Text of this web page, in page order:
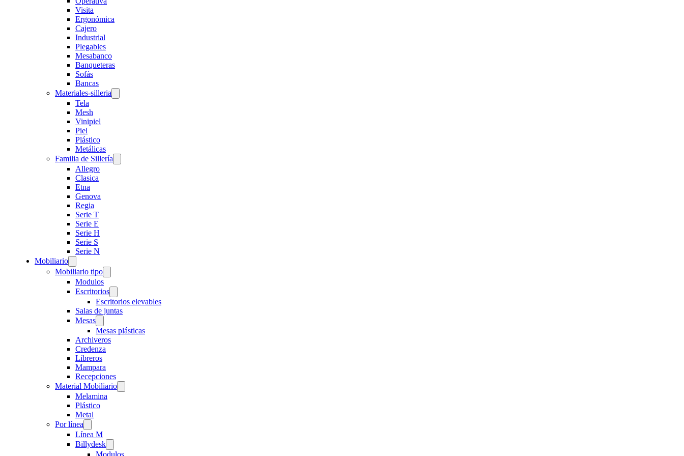
Visita
Ergonómica
Cajero
Industrial
Plegables
Mesabanco
Banqueteras
Sofás
Bancas
Materiales-silleria
Tela
Mesh
Vinipiel
Piel
Plástico
Metálicas
Familia de Sillería
Allegro
Clasica
Etna
Genova
Regia
Serie T
Serie E
Serie H
Serie S
Serie N
Mobiliario
Mobiliario tipo
Modulos
Escritorios
Escritorios elevables
Salas de juntas
Mesas
Mesas plásticas
Archiveros
Credenza
Libreros
Mampara
Recepciones
Material Mobiliario
Melamina
Plástico
Metal
Por línea
Línea M
Billydesk
Modulos